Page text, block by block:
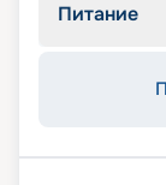
Питание